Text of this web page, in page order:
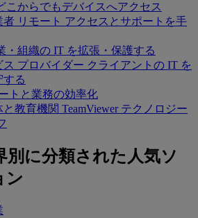
こからでもデバイスへアクセス
者 リモート アクセスとサポートを手
・組織の IT を拡張・保護する
ス プロバイダー クライアントの IT を
する
トと業務の効率化
教育機関 TeamViewer テクノロジー
別に分類された人気ソ
ン